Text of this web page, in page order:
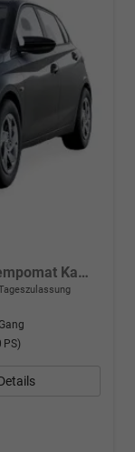
Smart Lenkradheizung Klimaauto Tempomat Kamera PDC h SHZ v
PS)